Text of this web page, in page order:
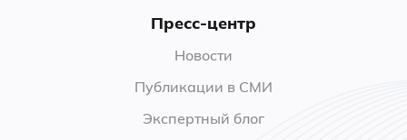
Пресс-центр
Новости
Публикации в СМИ
Экспертный блог